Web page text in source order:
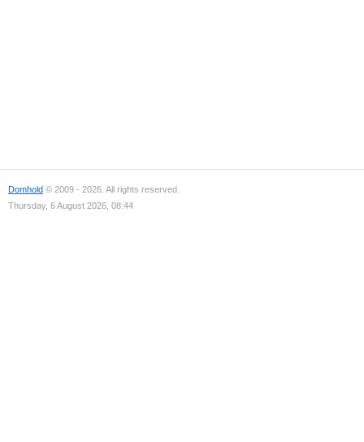
Domhold © 2009 - 2026. All rights reserved.
Thursday, 6 August 2026, 08:44